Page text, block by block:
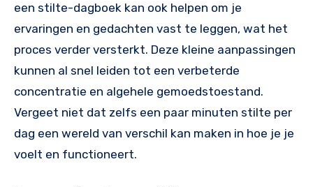
een stilte-dagboek kan ook helpen om je
ervaringen en gedachten vast te leggen, wat het
proces verder versterkt. Deze kleine aanpassingen
kunnen al snel leiden tot een verbeterde
concentratie en algehele gemoedstoestand.
Vergeet niet dat zelfs een paar minuten stilte per
dag een wereld van verschil kan maken in hoe je je
voelt en functioneert.